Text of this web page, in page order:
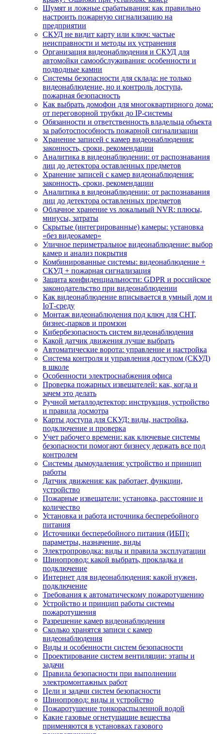
Шумят и ложные срабатывания: как правильно
настроить пожарную сигнализацию на
предприятии
СКУД не видит карту или ключ: частые
неисправности и методы их устранения
Организация видеонаблюдения и СКУД для
автомойки самообслуживания: особенности и
подводные камни
Системы безопасности для склада: не только
видеонаблюдение, но и контроль доступа,
пожарная безопасность
Как выбрать домофон для многоквартирного дома:
от переговорной трубки до IP-системы
Обязанности и ответственность владельца объекта
за работоспособность пожарной сигнализации
Хранение записей с камер видеонаблюдения:
законность, сроки, рекомендации
Аналитика в видеонаблюдении: от распознавания
лиц до детектора оставленных предметов
Хранение записей с камер видеонаблюдения:
законность, сроки, рекомендации
Аналитика в видеонаблюдении: от распознавания
лиц до детектора оставленных предметов
Облачное хранение vs локальный NVR: плюсы,
минусы, затраты
Скрытые (интегрированные) камеры: установка
«без видеокамер»
Уличное периметральное видеонаблюдение: выбор
камер и анализ покрытия
Комбинированные системы: видеонаблюдение +
СКУД + пожарная сигнализация
Защита конфиденциальности: GDPR и российское
законодательство при видеонаблюдении
Как видеонаблюдение вписывается в умный дом и
IoT‑среду
Монтаж видеонаблюдения под ключ для СНТ,
бизнес‑парков и промзон
Кибербезопасность систем видеонаблюдения
Какой датчик движения лучше выбрать
Автоматические ворота: управление и настройка
Система контроля и управления доступом (СКУД)
в школе
Особенности электроснабжения офиса
Проверка пожарных извещателей: как, когда и
зачем это делать
Ручной металлодетектор: инструкция, устройство
и правила досмотра
Карты доступа для СКУД: виды, настройка,
подключение и проверка
Учет рабочего времени: как ключевые системы
безопасности помогают бизнесу держать все под
контролем
Системы дымоудаления: устройство и принцип
работы
Датчик движения: как работает, функции,
устройство
Пожарные извещатели: установка, расстояние и
количество
Установка и работа источника бесперебойного
питания
Источники бесперебойного питания (ИБП):
параметры, назначение, виды
Электропроводка: виды и правила эксплуатации
Шинопровод: какой выбрать, прокладка и
подключение
Интернет для видеонаблюдения: какой нужен,
подключение
Требования к автоматическому пожаротушению
Устройство и принцип работы системы
пожаротушения
Разрешение камер видеонаблюдения
Сколько хранятся записи с камер
видеонаблюдения
Виды и особенности систем безопасности
Проектирование систем вентиляции: этапы и
задачи
Правила безопасности при выполнении
электромонтажных работ
Цели и задачи систем безопасности
Шинопровод: виды и устройство
Пожаротушение тонкораспыленной водой
Какие газовые огнетушащие вещества
применяются в установках газового